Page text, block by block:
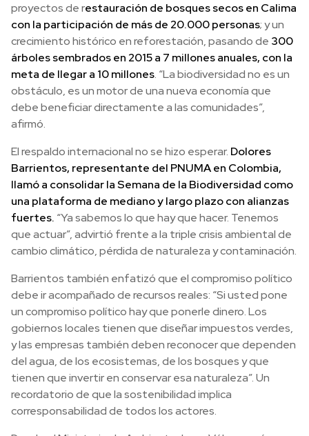
proyectos de restauración de bosques secos en Calima
con la participación de más de 20.000 personas; y un
crecimiento histórico en reforestación, pasando de 300
árboles sembrados en 2015 a 7 millones anuales, con la
meta de llegar a 10 millones. “La biodiversidad no es un
obstáculo, es un motor de una nueva economía que
debe beneficiar directamente a las comunidades”,
afirmó.
El respaldo internacional no se hizo esperar. Dolores
Barrientos, representante del PNUMA en Colombia,
llamó a consolidar la Semana de la Biodiversidad como
una plataforma de mediano y largo plazo con alianzas
fuertes. “Ya sabemos lo que hay que hacer. Tenemos
que actuar”, advirtió frente a la triple crisis ambiental de
cambio climático, pérdida de naturaleza y contaminación.
Barrientos también enfatizó que el compromiso político
debe ir acompañado de recursos reales: “Si usted pone
un compromiso político hay que ponerle dinero. Los
gobiernos locales tienen que diseñar impuestos verdes,
y las empresas también deben reconocer que dependen
del agua, de los ecosistemas, de los bosques y que
tienen que invertir en conservar esa naturaleza”. Un
recordatorio de que la sostenibilidad implica
corresponsabilidad de todos los actores.